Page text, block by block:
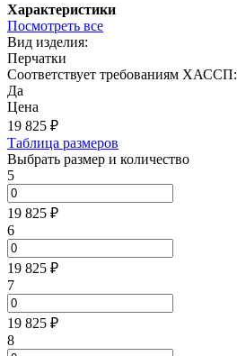
Характеристики
Посмотреть все
Вид изделия:
Перчатки
Соответствует требованиям ХАССП:
Да
Цена
19 825 ₽
Таблица размеров
Выбрать размер и количество
5
19 825 ₽
6
19 825 ₽
7
19 825 ₽
8